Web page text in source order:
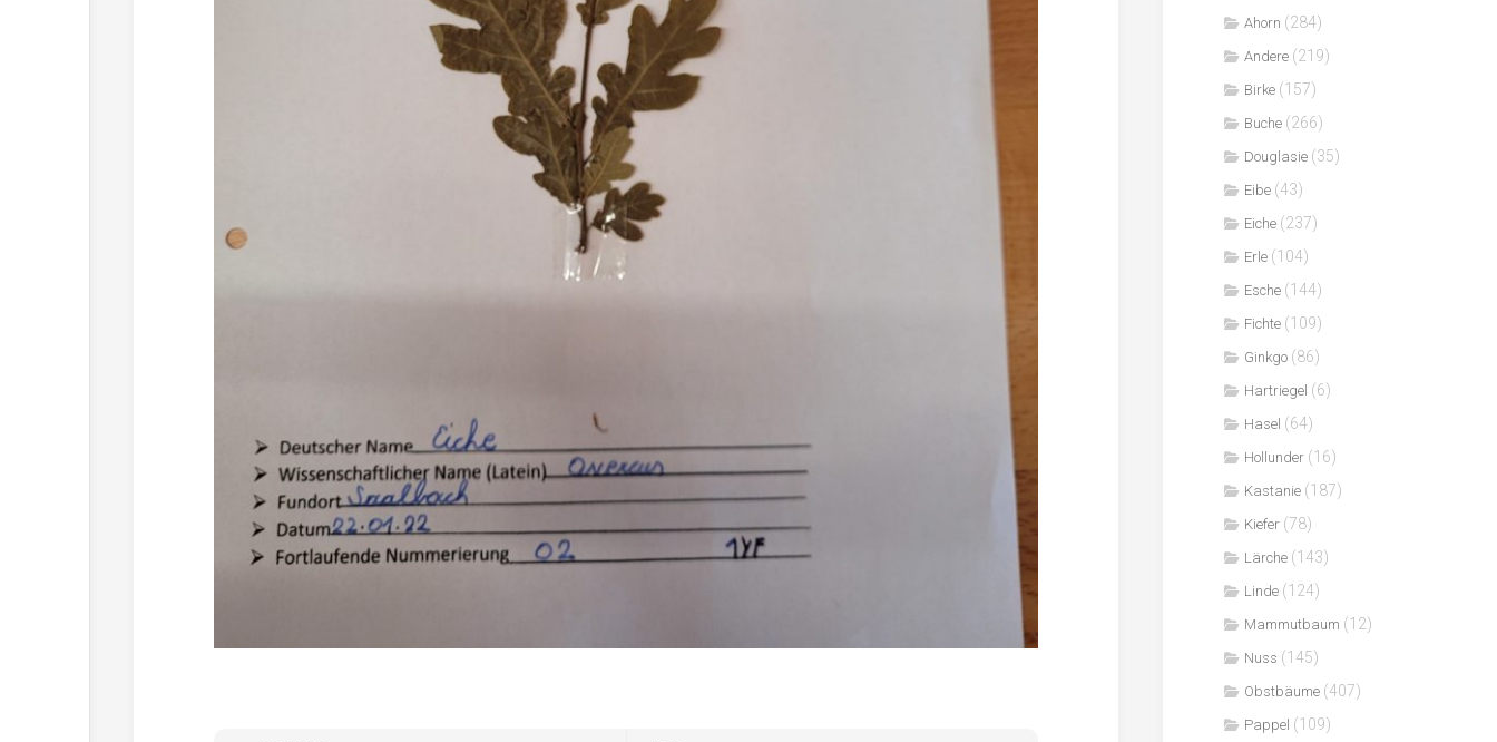
Linde
Mammutbaum
Nuss
Robinie
Zirbe
Andere
Ahorn (284)
Andere (219)
Birke (157)
Buche (266)
Douglasie (35)
Eibe (43)
Eiche (237)
Erle (104)
Esche (144)
Fichte (109)
Ginkgo (86)
Hartriegel (6)
Hasel (64)
Hollunder (16)
Kastanie (187)
Kiefer (78)
Lärche (143)
Linde (124)
Mammutbaum (12)
Nuss (145)
Obstbäume (407)
Pappel (109)